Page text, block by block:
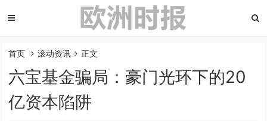
首页 滚动资讯 正文
六宝基金骗局：豪门光环下的20
亿资本陷阱